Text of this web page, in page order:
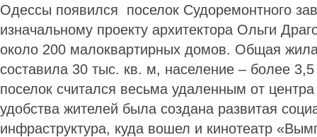
Одессы появился поселок Судоремонтного
изначальному проекту архитектора Ольги
около 200 малоквартирных домов. Общая
составила 30 тыс. кв. м, население – более 3,5
поселок считался весьма удаленным от
удобства жителей была создана развитая
инфраструктура, куда вошел и кинотеатр